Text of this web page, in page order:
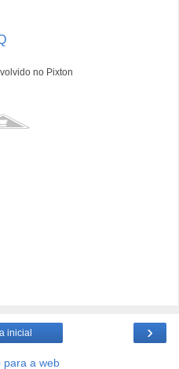
no Pixton
›
inicial
para a web